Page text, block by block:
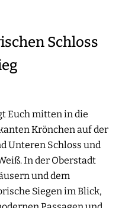
Schloss
Euch mitten in die
Krönchen auf der
Unteren Schloss und
In der Oberstadt
und dem
Siegen im Blick,